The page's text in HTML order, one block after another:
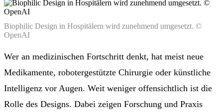
Biophilic Design in Hospitälern wird zunehmend umgesetzt. ©
OpenAI
Wer an medizinischen Fortschritt denkt, hat meist neue
Medikamente, robotergestützte Chirurgie oder künstliche
Intelligenz vor Augen. Weit weniger offensichtlich ist die
Rolle des Designs. Dabei zeigen Forschung und Praxis